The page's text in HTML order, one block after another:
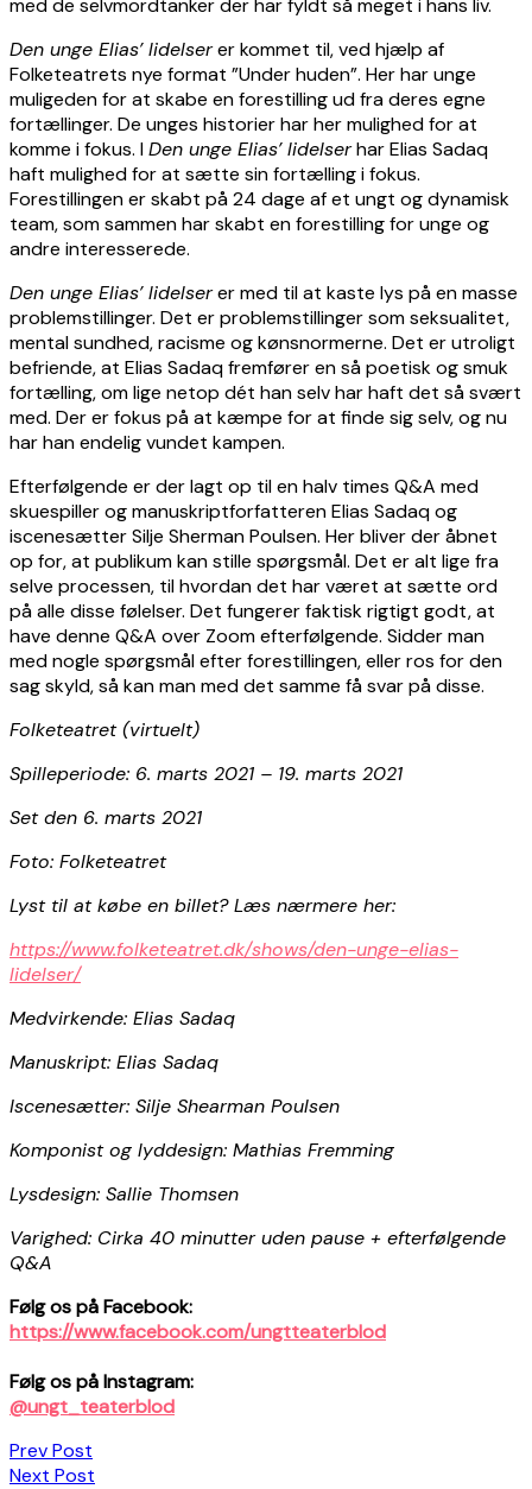
med de selvmordtanker der har fyldt så meget i hans liv.
Den unge Elias’ lidelserer kommet til, ved hjælp af
Folketeatrets nye format ”Under huden”. Her har unge
muligeden for at skabe en forestilling ud fra deres egne
fortællinger. De unges historier har her mulighed for at
komme i fokus. IDen unge Elias’ lidelserhar Elias Sadaq
haft mulighed for at sætte sin fortælling i fokus.
Forestillingen er skabt på 24 dage af et ungt og dynamisk
team, som sammen har skabt en forestilling for unge og
andre interesserede.
Den unge Elias’ lidelserer med til at kaste lys på en masse
problemstillinger. Det er problemstillinger som seksualitet,
mental sundhed, racisme og kønsnormerne. Det er utroligt
befriende, at Elias Sadaq fremfører en så poetisk og smuk
fortælling, om lige netop dét han selv har haft det så svært
med. Der er fokus på at kæmpe for at finde sig selv, og nu
har han endelig vundet kampen.
Efterfølgende er der lagt op til en halv times Q&A med
skuespiller og manuskriptforfatteren Elias Sadaq og
iscenesætter Silje Sherman Poulsen. Her bliver der åbnet
op for, at publikum kan stille spørgsmål. Det er alt lige fra
selve processen, til hvordan det har været at sætte ord
på alle disse følelser. Det fungerer faktisk rigtigt godt, at
have denne Q&A over Zoom efterfølgende. Sidder man
med nogle spørgsmål efter forestillingen, eller ros for den
sag skyld, så kan man med det samme få svar på disse.
Folketeatret (virtuelt)
Spilleperiode: 6. marts 2021 – 19. marts 2021
Set den 6. marts 2021
Foto: Folketeatret
Lyst til at købe en billet? Læs nærmere her:
https://www.folketeatret.dk/shows/den-unge-elias-
lidelser/
Medvirkende: Elias Sadaq
Manuskript: Elias Sadaq
Iscenesætter: Silje Shearman Poulsen
Komponist og lyddesign: Mathias Fremming
Lysdesign: Sallie Thomsen
Varighed: Cirka 40 minutter uden pause + efterfølgende
Q&A
Følg os på Facebook:
https://www.facebook.com/ungtteaterblod
Følg os på Instagram:
@ungt_teaterblod
Indlægsnavigation
Prev Post
Next Post